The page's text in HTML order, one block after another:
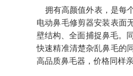
拥有高颜值外表，是每
电动鼻毛修剪器安装表面
壁结构、全面捕捉鼻毛。
快速精准清楚杂乱鼻毛的
高品质鼻毛器，价格同样